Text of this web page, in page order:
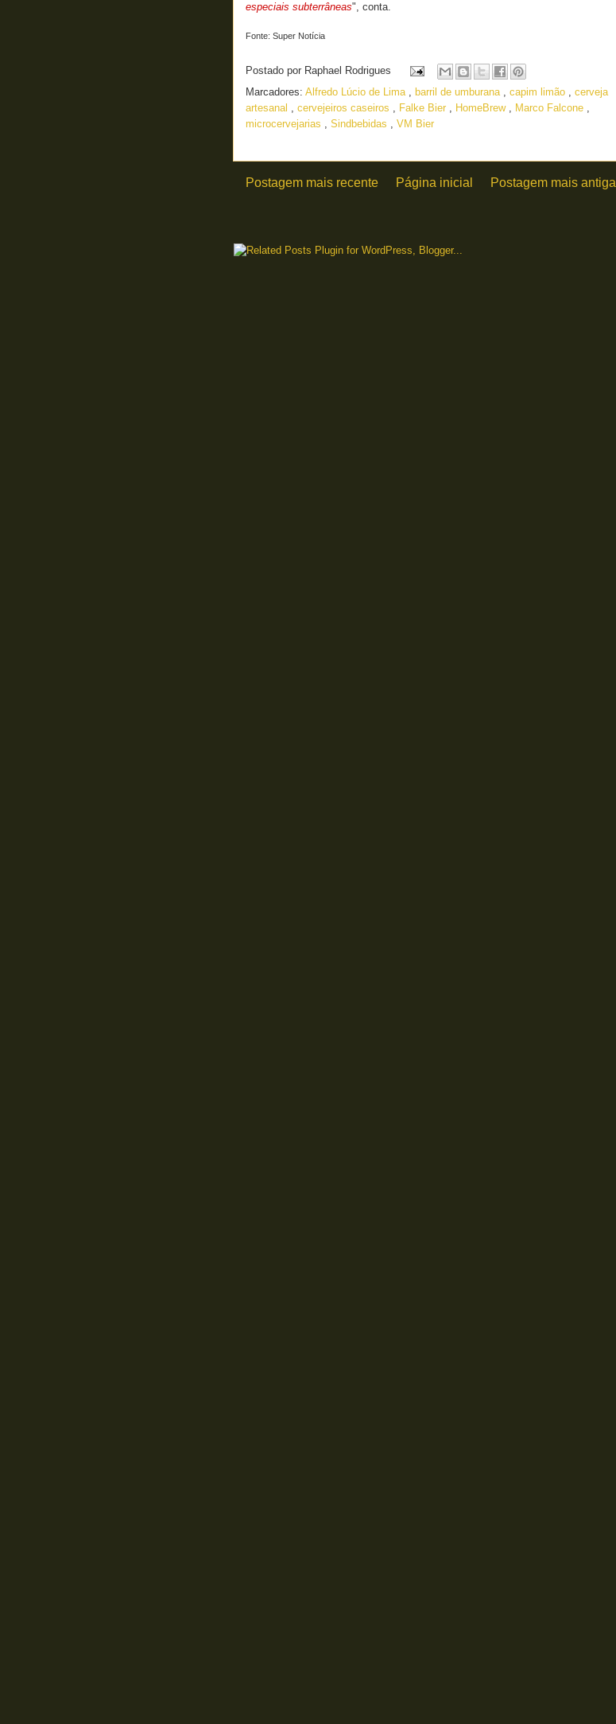
especiais subterrâneas", conta.
Fonte: Super Notícia
Postado por Raphael Rodrigues
Marcadores: Alfredo Lúcio de Lima , barril de umburana , capim limão , cerveja
artesanal , cervejeiros caseiros , Falke Bier , HomeBrew , Marco Falcone ,
microcervejarias , Sindbebidas , VM Bier
Postagem mais recente Postagem mais antiga
Página inicial